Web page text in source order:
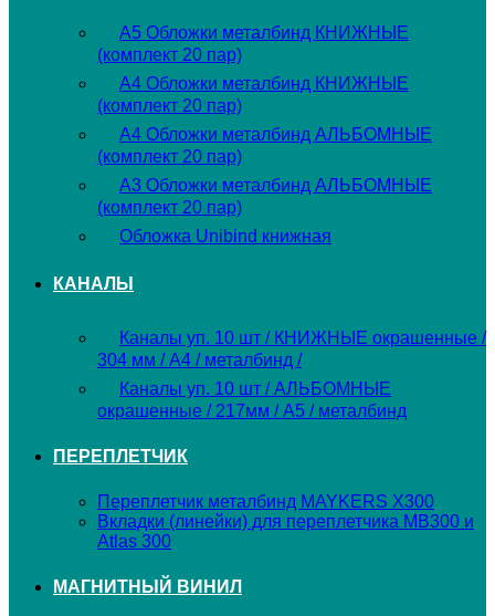
А5 Обложки металбинд КНИЖНЫЕ
(комплект 20 пар)
А4 Обложки металбинд КНИЖНЫЕ
(комплект 20 пар)
А4 Обложки металбинд АЛЬБОМНЫЕ
(комплект 20 пар)
А3 Обложки металбинд АЛЬБОМНЫЕ
(комплект 20 пар)
Обложка Unibind книжная
КАНАЛЫ
Каналы уп. 10 шт / КНИЖНЫЕ окрашенные /
304 мм / А4 / металбинд /
Каналы уп. 10 шт / АЛЬБОМНЫЕ
окрашенные / 217мм / А5 / металбинд
ПЕРЕПЛЕТЧИК
Переплетчик металбинд MAYKERS X300
Вкладки (линейки) для переплетчика MB300 и
Atlas 300
МАГНИТНЫЙ ВИНИЛ